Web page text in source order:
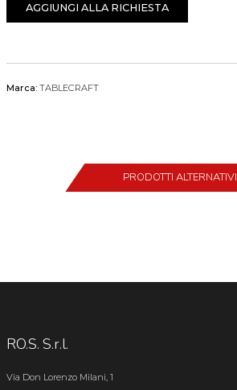
AGGIUNGI ALLA RICHIESTA
Marca: TABLECRAFT
PRODOTTI ALTERNATIVI
RO.S. S.r.l.
Via Don Lorenzo Milani, 1